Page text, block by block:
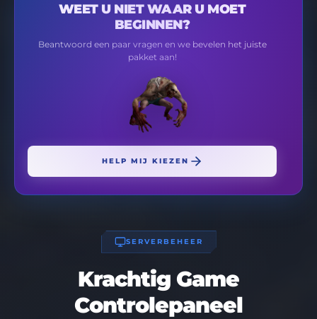
WEET U NIET WAAR U MOET
BEGINNEN?
Beantwoord een paar vragen en we bevelen het juiste
pakket aan!
HELP MIJ KIEZEN
SERVERBEHEER
Krachtig Game
Controlepaneel